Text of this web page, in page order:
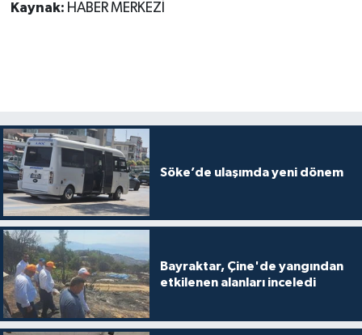
Kaynak: HABER MERKEZİ
Söke’de ulaşımda yeni dönem
Bayraktar, Çine'de yangından
etkilenen alanları inceledi